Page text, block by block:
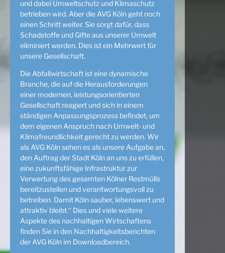
und dabei Umweltschutz und Klimaschutz
betrieben wird. Aber die AVG Köln geht noch
einen Schritt weiter. Sie sorgt dafür, dass
Schadstoffe und Gifte aus unserer Umwelt
eliminiert werden. Dies ist ein Mehrwert für
unsere Gesellschaft.
Die Abfallwirtschaft ist eine dynamische
Branche, die auf die Herausforderungen
einer modernen, leistungsorientierten
Gesellschaft reagiert und sich in einem
ständigen Anpassungsprozess befindet, um
dem eigenen Anspruch nach Umwelt- und
Klimafreundlichkeit gerecht zu werden. Wir
als AVG Köln sehen es als unsere Aufgabe an,
den Auftrag der Stadt Köln an uns zu erfüllen,
eine zukunftsfähige Infrastruktur zur
Verwertung des gesamten Kölner Restmülls
bereitzustellen und verantwortungsvoll zu
betreiben. Damit Köln sauber, lebenswert und
attraktiv bleibt.“ Dies und viele weitere
Aspekte des nachhaltigen Wirtschaftens
finden Sie in den Nachhaltigkeitsberichten
der AVG Köln im Downloadbereich.